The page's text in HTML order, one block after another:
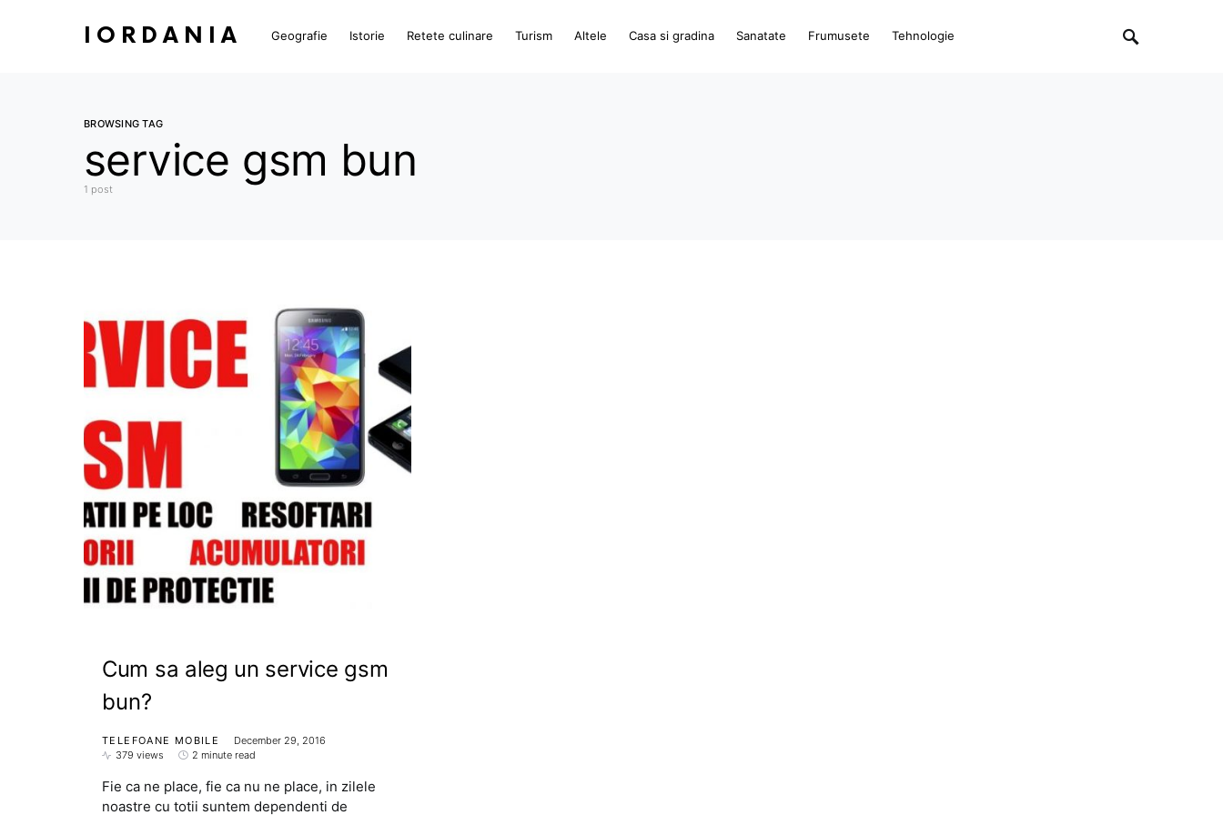
IORDANIA Geografie Istorie Retete culinare Turism Altele Casa si gradina Sanatate Frumusete Tehnologie
BROWSING TAG
service gsm bun
1 post
Cum sa aleg un service gsm
bun?
TELEFOANE MOBILE
December 29, 2016
379 views
2 minute read
Fie ca ne place, fie ca nu ne place, in zilele
noastre cu totii suntem dependenti de